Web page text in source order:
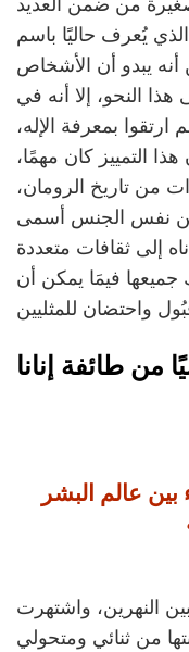
يُعرف حاليًا باسم
أنه يبدو أن الأشخاص
النحو، إلا أنه في
بمعرفة الإله،
التمييز كان مهمًا،
من تاريخ الرومان،
من نفس الجنس أسمى
إلى ثقافات متعددة
جميعها فيمَا يمكن أن
من طائفة إنانا
عالم البشر
النهرين، واشتهرت
من ثنائي ومتحولي